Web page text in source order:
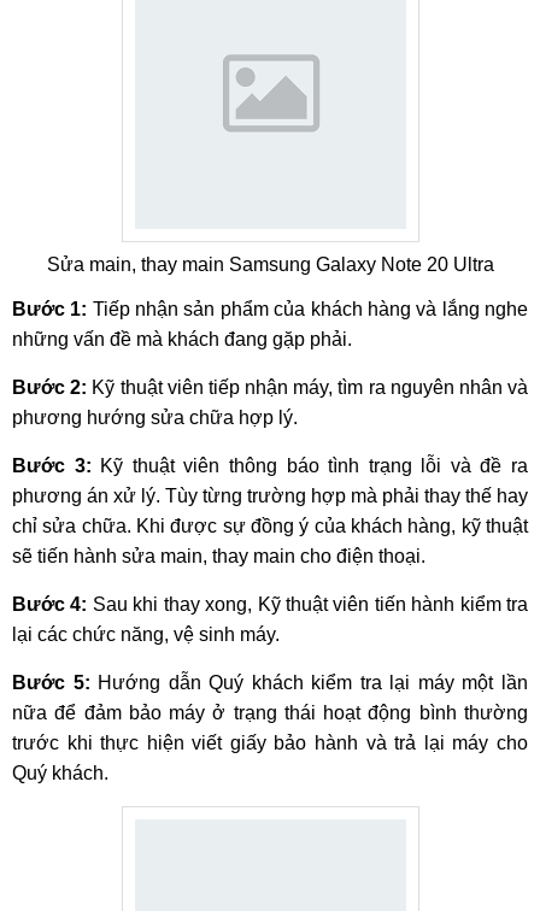
Sửa main, thay main Samsung Galaxy Note 20 Ultra
Bước 1: Tiếp nhận sản phẩm của khách hàng và lắng nghe
những vấn đề mà khách đang gặp phải.
Bước 2: Kỹ thuật viên tiếp nhận máy, tìm ra nguyên nhân và
phương hướng sửa chữa hợp lý.
Bước 3: Kỹ thuật viên thông báo tình trạng lỗi và đề ra
phương án xử lý. Tùy từng trường hợp mà phải thay thế hay
chỉ sửa chữa. Khi được sự đồng ý của khách hàng, kỹ thuật
sẽ tiến hành sửa main, thay main cho điện thoại.
Bước 4: Sau khi thay xong, Kỹ thuật viên tiến hành kiểm tra
lại các chức năng, vệ sinh máy.
Bước 5: Hướng dẫn Quý khách kiểm tra lại máy một lần
nữa để đảm bảo máy ở trạng thái hoạt động bình thường
trước khi thực hiện viết giấy bảo hành và trả lại máy cho
Quý khách.